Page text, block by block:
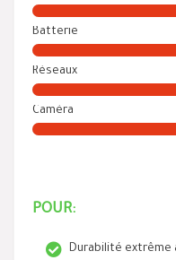
Batterie
Réseaux
Caméra
POUR:
Durabilité extrême